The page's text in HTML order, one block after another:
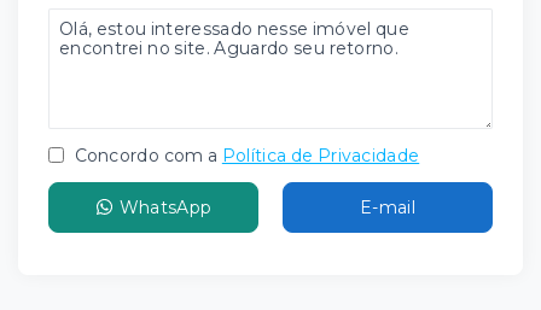
Concordo com a Política de Privacidade
WhatsApp E-mail